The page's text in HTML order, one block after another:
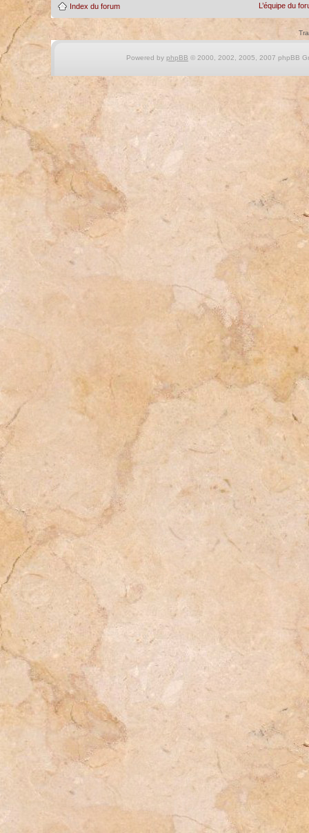
Index du forum L’équipe du
Powered by phpBB © 2000, 2002, 2005, 2007 phpBB